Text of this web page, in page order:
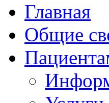
Главная
Общие